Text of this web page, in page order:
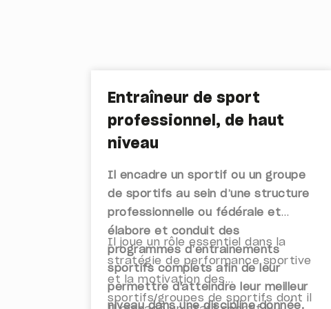
Entraîneur de sport
professionnel, de haut
niveau
Il encadre un sportif ou un groupe
de sportifs au sein d’une structure
professionnelle ou fédérale et
élabore et conduit des
programmes d’entrainements
sportifs complets afin de leur
permettre d'atteindre leur meilleur
niveau dans une discipline donnée.
Il joue un rôle essentiel dans la
stratégie de performance sportive
et la motivation des
sportifs/groupes de sportifs dont il